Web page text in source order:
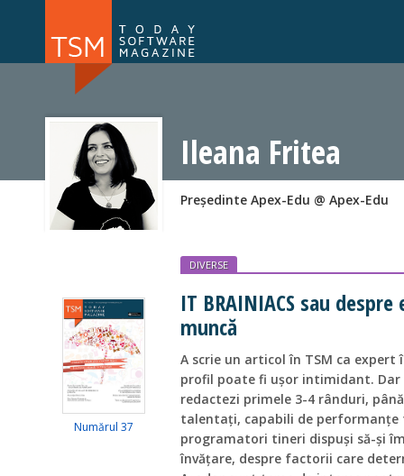
NOU
Ileana Fritea
Președinte Apex-Edu @ Apex-Edu
Numărul 37
DIVERSE
IT BRAINIACS sau
muncă
A scrie un articol în TSM ca
profil poate fi ușor intimidant.
redactezi primele 3-4 rânduri,
talentați, capabili de performanțe
programatori tineri dispuși să-și
învățare, despre factorii care